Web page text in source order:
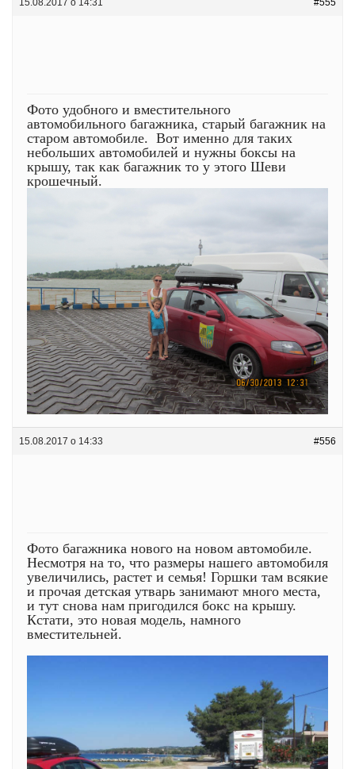
15.08.2017 о 14:31 #555
Фото удобного и вместительного
автомобильного багажника, старый багажник на
старом автомобиле. Вот именно для таких
небольших автомобилей и нужны боксы на
крышу, так как багажник то у этого Шеви
крошечный.
15.08.2017 о 14:33 #556
Фото багажника нового на новом автомобиле.
Несмотря на то, что размеры нашего автомобиля
увеличились, растет и семья! Горшки там всякие
и прочая детская утварь занимают много места,
и тут снова нам пригодился бокс на крышу.
Кстати, это новая модель, намного
вместительней.